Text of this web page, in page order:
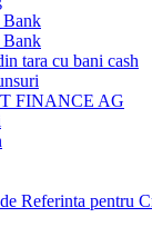
Bank
Bank
tara cu bani cash
FINANCE AG
Referinta pentru